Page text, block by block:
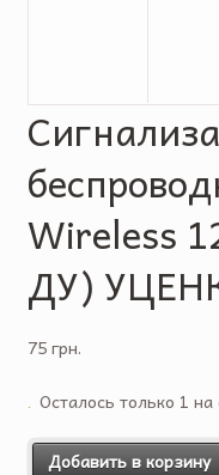
Wireless
ДУ)
75 грн.
Осталось только 1 на
Добавить в корзину